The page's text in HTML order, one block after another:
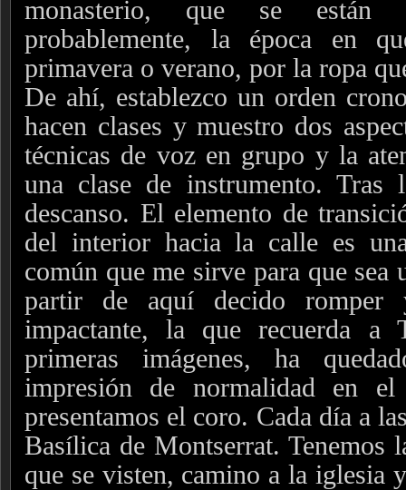
monasterio, que se están
probablemente, la época en
primavera o verano, por la ropa
De ahí, establezco un orden
hacen clases y muestro dos
técnicas de voz en grupo y la
una clase de instrumento. Tras
descanso. El elemento de
del interior hacia la calle es
común que me sirve para que sea
partir de aquí decido romper
impactante, la que recuerda a
primeras imágenes, ha
impresión de normalidad en
presentamos el coro. Cada día a
Basílica de Montserrat. Tenemos
que se visten, camino a la iglesia